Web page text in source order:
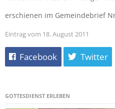
erschienen im Gemeindebrief
Eintrag vom 18. August 2011
Facebook Twitter
GOTTESDIENST ERLEBEN